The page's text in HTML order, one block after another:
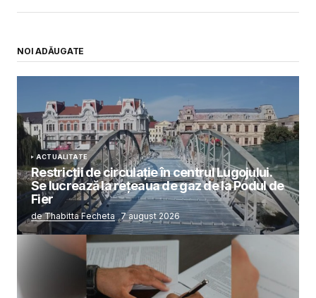
NOI ADĂUGATE
ACTUALITATE
Restricții de circulație în centrul Lugojului.
Se lucrează la rețeaua de gaz de la Podul de
Fier
de Thabitta Fecheta 7 august 2026